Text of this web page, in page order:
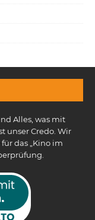
Alles, was mit
unser Credo. Wir
das „Kino im